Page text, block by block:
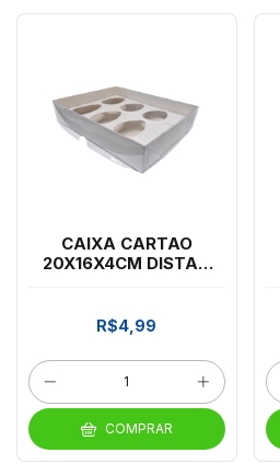
CAIXA CARTAO
20X16X4CM DISTAK
R$4,99
COMPRAR